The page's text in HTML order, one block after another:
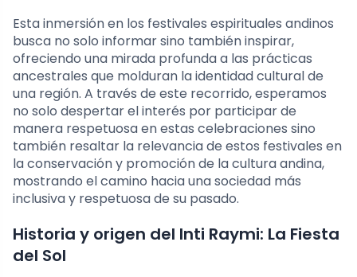
Esta inmersión en los festivales espirituales andinos
busca no solo informar sino también inspirar,
ofreciendo una mirada profunda a las prácticas
ancestrales que molduran la identidad cultural de
una región. A través de este recorrido, esperamos
no solo despertar el interés por participar de
manera respetuosa en estas celebraciones sino
también resaltar la relevancia de estos festivales en
la conservación y promoción de la cultura andina,
mostrando el camino hacia una sociedad más
inclusiva y respetuosa de su pasado.
Historia y origen del Inti Raymi: La Fiesta
del Sol